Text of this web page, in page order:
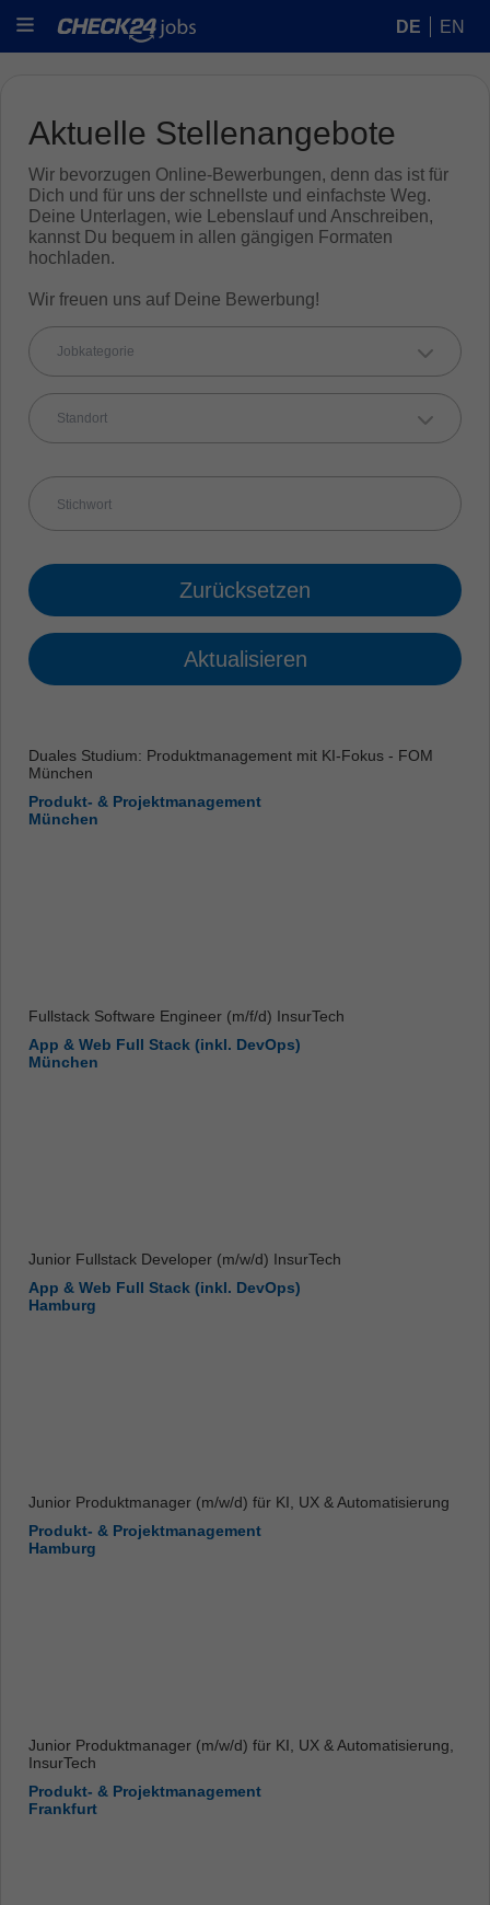
DE EN
Aktuelle Stellenangebote
Wir bevorzugen Online-Bewerbungen, denn das ist für
Dich und für uns der schnellste und einfachste Weg.
Deine Unterlagen, wie Lebenslauf und Anschreiben,
kannst Du bequem in allen gängigen Formaten
hochladen.
Wir freuen uns auf Deine Bewerbung!
Jobkategorie
Standort
Zurücksetzen
Aktualisieren
Duales Studium: Produktmanagement mit KI-Fokus - FOM
München
Produkt- & Projektmanagement
München
Fullstack Software Engineer (m/f/d) InsurTech
App & Web Full Stack (inkl. DevOps)
München
Junior Fullstack Developer (m/w/d) InsurTech
App & Web Full Stack (inkl. DevOps)
Hamburg
Junior Produktmanager (m/w/d) für KI, UX & Automatisierung
Produkt- & Projektmanagement
Hamburg
Junior Produktmanager (m/w/d) für KI, UX & Automatisierung,
InsurTech
Produkt- & Projektmanagement
Frankfurt